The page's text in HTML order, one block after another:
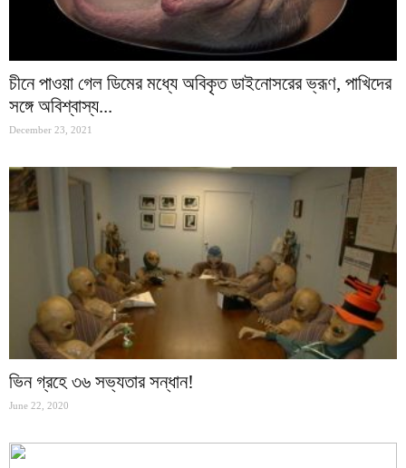
চীনে পাওয়া গেল ডিমের মধ্যে অবিকৃত ডাইনোসরের ভ্রূণ, পাখিদের
সঙ্গে অবিশ্বাস্য...
December 23, 2021
ভিন গ্রহে ৩৬ সভ্যতার সন্ধান!
June 22, 2020